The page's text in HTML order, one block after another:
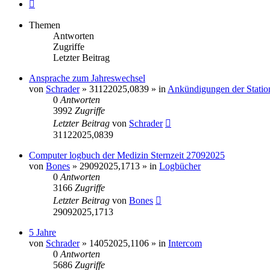
Themen
Antworten
Zugriffe
Letzter Beitrag
Ansprache zum Jahreswechsel
von Schrader» 31122025,0839 » in Ankündigungen der
0 Antworten
3992 Zugriffe
Letzter Beitrag von Schrader
31122025,0839
Computer logbuch der Medizin Sternzeit 27092025
von Bones » 29092025,1713 » in Logbücher
0 Antworten
3166 Zugriffe
Letzter Beitrag von Bones
29092025,1713
5 Jahre
von Schrader» 14052025,1106 » in Intercom
0 Antworten
5686 Zugriffe